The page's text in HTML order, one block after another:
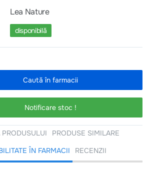
Lea Nature
disponibilă
Caută în farmacii
Notificare stoc !
PRODUSULUI
PRODUSE SIMILARE
ÎN FARMACII
RECENZII